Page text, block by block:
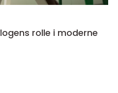
rolle i moderne